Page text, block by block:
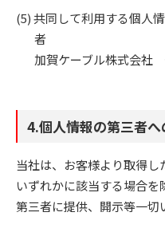
共同して利用する個人
者
加賀ケーブル株式会社
4.個人情報の第三者へ
当社は、お客様より取得
いずれかに該当する場合
第三者に提供、開示等一切